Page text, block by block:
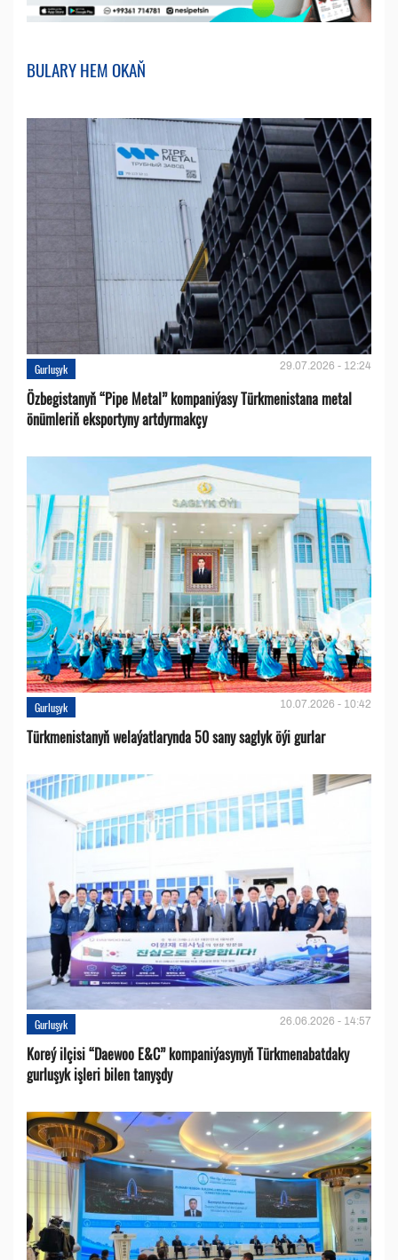
BULARY HEM OKAŇ
Gurluşyk 29.07.2026 - 12:24
Özbegistanyň “Pipe Metal” kompaniýasy Türkmenistana metal
önümleriň eksportyny artdyrmakçy
Gurluşyk 10.07.2026 - 10:42
Türkmenistanyň welaýatlarynda 50 sany saglyk öýi gurlar
Gurluşyk 26.06.2026 - 14:57
Koreý ilçisi “Daewoo E&C” kompaniýasynyň Türkmenabatdaky
gurluşyk işleri bilen tanyşdy